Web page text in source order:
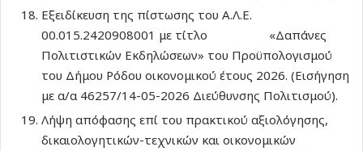
Εξειδίκευση της πίστωσης του Α.Λ.Ε.
00.015.2420908001 με τίτλο «Δαπάνες
Πολιτιστικών Εκδηλώσεων» του Προϋπολογισμού
του Δήμου Ρόδου οικονομικού έτους 2026. (Εισήγηση
με α/α 46257/14-05-2026 Διεύθυνσης Πολιτισμού).
Λήψη απόφασης επί του πρακτικού αξιολόγησης,
δικαιολογητικών-τεχνικών και οικονομικών